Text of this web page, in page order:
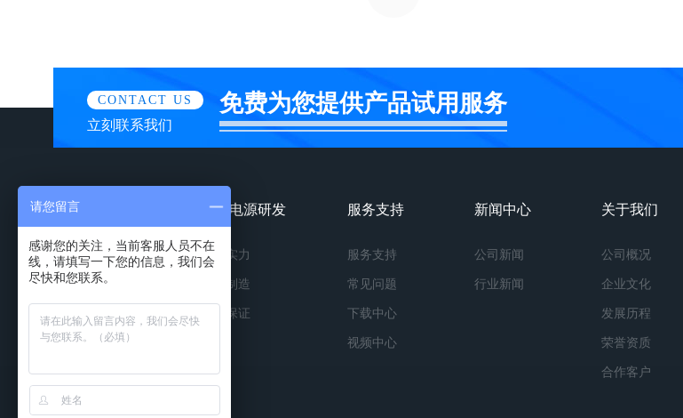
CONTACT US
立刻联系我们
免费为您提供产品试用服务
镀膜电源产品
按种类
按功率
按应用
镀膜电源研发
研发实力
精工制造
品质保证
服务支持
服务支持
常见问题
下载中心
视频中心
新闻中心
公司新闻
行业新闻
关于我们
公司概况
企业文化
发展历程
荣誉资质
合作客户
请您留言
感谢您的关注，当前客服人员不在
线，请填写一下您的信息，我们会
尽快和您联系。